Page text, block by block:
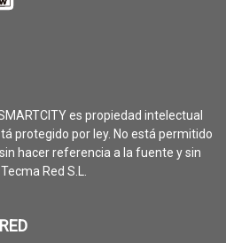
es propiedad intelectual
protegido por ley. No está permitido
hacer referencia a la fuente y sin
Red S.L.